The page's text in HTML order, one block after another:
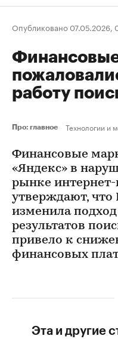
Опубликовано 07.05.2026,
работу
Про: главное Технологии и
Финансовые
«Яндекс» в
рынке
утверждают, что
изменила
результатов
привело к
финансовых
Эта и другие